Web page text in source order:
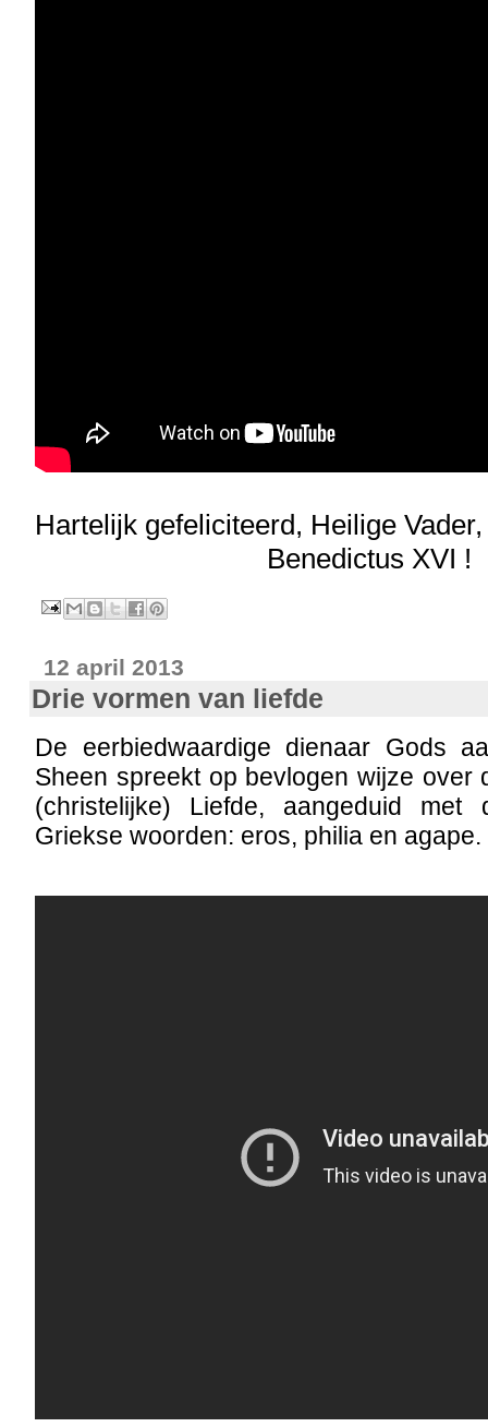
Hartelijk gefeliciteerd, Heilige
Benedictus XVI !
12 april 2013
Drie vormen van liefde
De eerbiedwaardige dienaar Gods
Sheen spreekt op bevlogen wijze over
(christelijke) Liefde, aangeduid met
Griekse woorden: eros, philia en agape.